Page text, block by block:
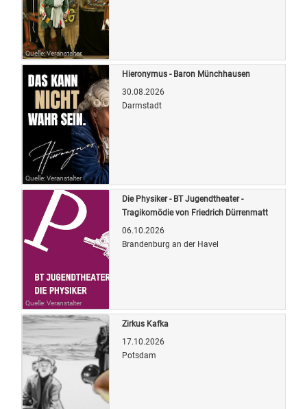
Quelle: Veranstalter
Quelle: Veranstalter
Hieronymus - Baron Münchhausen
30.08.2026
Darmstadt
Quelle: Veranstalter
Die Physiker - BT Jugendtheater -
Tragikomödie von Friedrich Dürrenmatt
06.10.2026
Brandenburg an der Havel
Zirkus Kafka
17.10.2026
Potsdam